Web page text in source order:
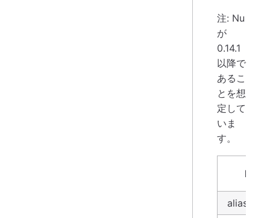
注: Nu
が
0.14.1
以降で
あるこ
とを想
定して
いま
す。
alias